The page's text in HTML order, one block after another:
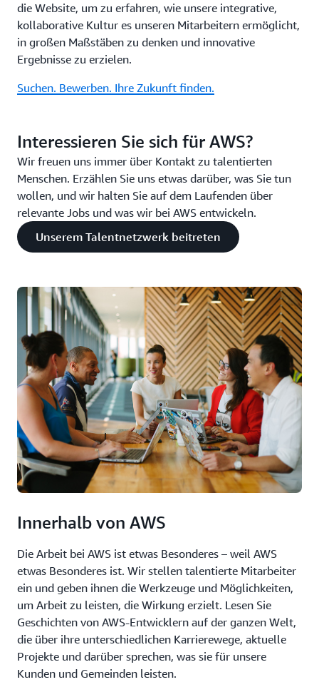
die Website, um zu erfahren, wie unsere integrative,
kollaborative Kultur es unseren Mitarbeitern ermöglicht,
in großen Maßstäben zu denken und innovative
Ergebnisse zu erzielen.
Suchen. Bewerben. Ihre Zukunft finden.
Interessieren Sie sich für AWS?
Wir freuen uns immer über Kontakt zu talentierten
Menschen. Erzählen Sie uns etwas darüber, was Sie tun
wollen, und wir halten Sie auf dem Laufenden über
relevante Jobs und was wir bei AWS entwickeln.
Unserem Talentnetzwerk beitreten
Innerhalb von AWS
Die Arbeit bei AWS ist etwas Besonderes – weil AWS
etwas Besonderes ist. Wir stellen talentierte Mitarbeiter
ein und geben ihnen die Werkzeuge und Möglichkeiten,
um Arbeit zu leisten, die Wirkung erzielt. Lesen Sie
Geschichten von AWS-Entwicklern auf der ganzen Welt,
die über ihre unterschiedlichen Karrierewege, aktuelle
Projekte und darüber sprechen, was sie für unsere
Kunden und Gemeinden leisten.